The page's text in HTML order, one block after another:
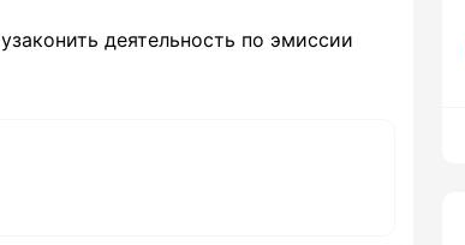
узаконить деятельность по эмиссии